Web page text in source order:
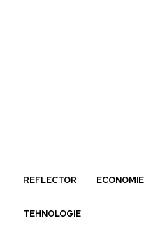
REFLECTOR ECONOMIE
TEHNOLOGIE